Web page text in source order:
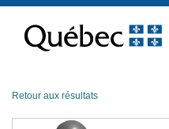
contenu
Retour aux résultats